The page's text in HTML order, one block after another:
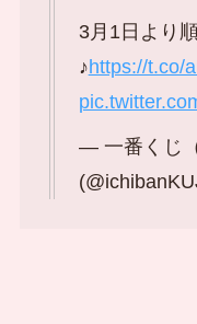
3月1日より
♪https://t.co/
— 一番くじ